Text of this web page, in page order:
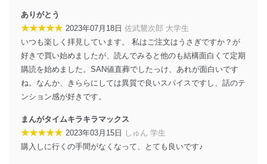
措置を講じます。
法令遵守
当社は、個人情報に関連する法令、国が定める指針及び
その他の規範を遵守します。また、当社の管理の仕組み
に、これらの法令及びその他の規範を常に適合させま
す。
個人情報の安全管理措置
当社は、個人情報の正確性及び安全性を確保するため
に、下記セキュリティ対策をはじめとする安全対策を実
ありがとう
★★★★★ 2023年07月18日 佐武鵞次郎 大学生
いつも楽しく拝見しています。 私はご注文はうさぎですか？が
好きで買い始めましたが、読んでみると他のも結構面白くて定期
購読を始めました。SAN値直葬でしたっけ、あれが面白いです
ね。なんか、きららにしては異質で良いスパイスですし、話のテ
ンション感が好きです。
まんがタイムキラキラマックス
★★★★★ 2023年03月15日
しゅん 学生
購入しに行くの手間がなくなって、とても良いです♪